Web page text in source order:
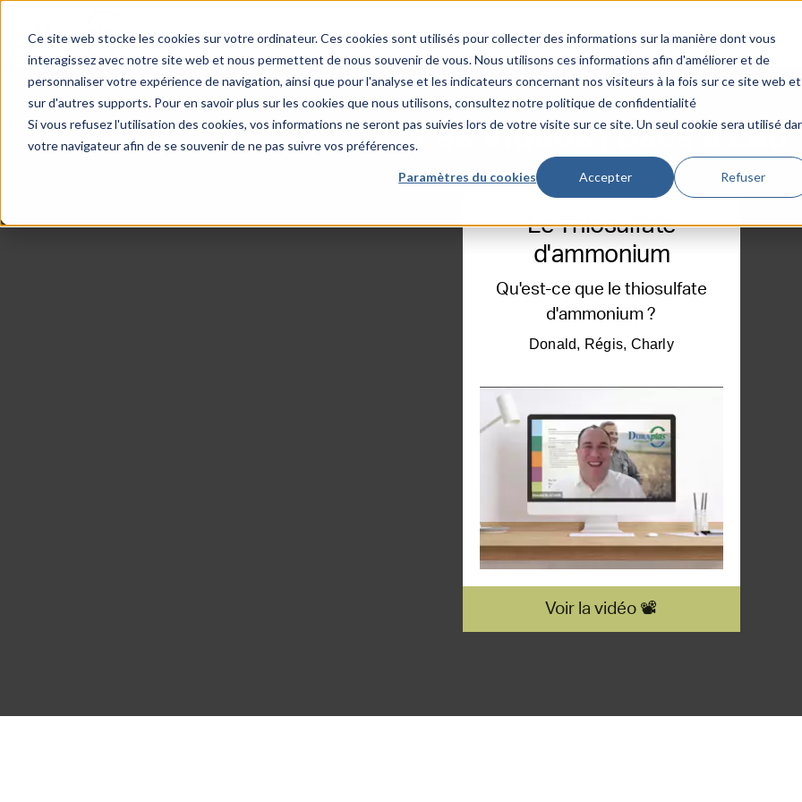
Ce site web stocke les cookies sur votre ordinateur. Ces cookies sont utilisés pour collecter des informations sur la manière dont vous
interagissez avec notre site web et nous permettent de nous souvenir de vous. Nous utilisons ces informations afin d'améliorer et de
personnaliser votre expérience de navigation, ainsi que pour l'analyse et les indicateurs concernant nos visiteurs à la fois sur ce site web et
sur d'autres supports. Pour en savoir plus sur les cookies que nous utilisons, consultez notre politique de confidentialité
Si vous refusez l'utilisation des cookies, vos informations ne seront pas suivies lors de votre visite sur ce site. Un seul cookie sera utilisé
votre navigateur afin de se souvenir de ne pas suivre vos préférences.
Paramètres du cookies Accepter Refuser
Les Vidéos | Bacs à Eau
Le Thiosulfate
d'ammonium
Qu'est-ce que le thiosulfate
d'ammonium ?
Donald, Régis, Charly
Voir la vidéo 📽️